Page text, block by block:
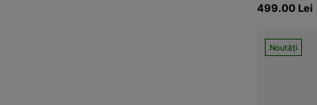
499.00 Lei
Noutăți